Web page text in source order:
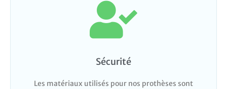
Sécurité
Les matériaux utilisés pour nos prothèses sont